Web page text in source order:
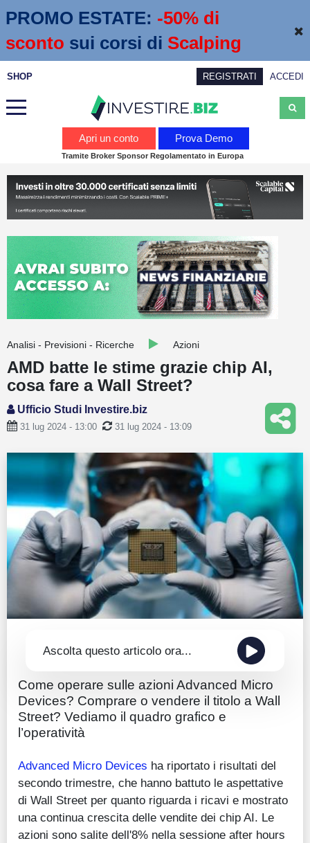
PROMO ESTATE: -50% di
sconto sui corsi di Scalping
SHOP REGISTRATI ACCEDI
Calendario economico
Webinar
Trading
Education
Quotazioni
Conto IG
Guru Monitor
Apri un conto Prova Demo
Tramite Broker Sponsor Regolamentato in Europa
Analisi - Previsioni - Ricerche Azioni
AMD batte le stime grazie chip AI,
cosa fare a Wall Street?
Ufficio Studi Investire.biz
31 lug 2024 - 13:00 31 lug 2024 - 13:09
Ascolta questo articolo ora...
Come operare sulle azioni Advanced Micro
Devices? Comprare o vendere il titolo a Wall
Street? Vediamo il quadro grafico e
l’operatività
Advanced Micro Devices ha riportato i risultati del
secondo trimestre, che hanno battuto le aspettative
di Wall Street per quanto riguarda i ricavi e mostrato
una continua crescita delle vendite dei chip AI. Le
azioni sono salite dell'8% nella sessione after hours